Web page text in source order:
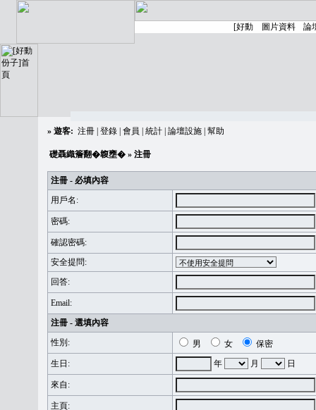
» 遊客: 注冊 登錄 會員 統計 論壇設施 幫助
礎聶織簷翻�䪖壅� » 注冊
注冊 - 必填內容
用戶名:
密碼:
確認密碼:
安全提問:
回答:
Email:
注冊 - 選填內容
性別:
男 女
保密
生日:
年 月 日
來自:
主頁: